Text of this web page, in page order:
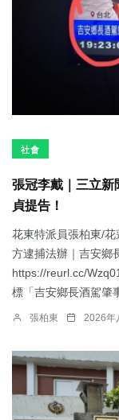
社會
張冠李戴｜三立新
貞提告！
花東特派員張柏東/
方逮捕法辦｜吉安鄉
https://reurl.cc/
標「吉安鄉長酒駕肇
張柏東 2026年